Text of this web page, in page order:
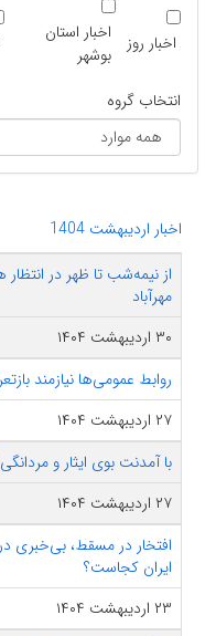
اخبار روز
اخبار استان
بوشهر
انتخاب گروه
اخبار اردیبهشت 1404
از نیمه‌شب تا ظهر در
مهرآباد
۳۰ اردیبهشت ۱۴۰۴
روابط عمومی‌ها نیازمند
۲۷ اردیبهشت ۱۴۰۴
با آمدنت بوی ایثار و
۲۷ اردیبهشت ۱۴۰۴
افتخار در مسقط، بی‌خبری
ایران کجاست؟
۲۳ اردیبهشت ۱۴۰۴